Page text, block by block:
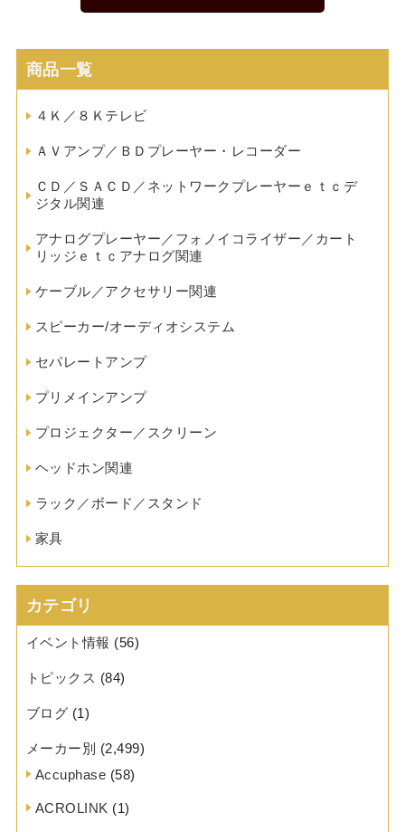
商品一覧
４Ｋ／８Ｋテレビ
ＡＶアンプ／ＢＤプレーヤー・レコーダー
ＣＤ／ＳＡＣＤ／ネットワークプレーヤーｅｔｃデ
ジタル関連
アナログプレーヤー／フォノイコライザー／カート
リッジｅｔｃアナログ関連
ケーブル／アクセサリー関連
スピーカー/オーディオシステム
セパレートアンプ
プリメインアンプ
プロジェクター／スクリーン
ヘッドホン関連
ラック／ボード／スタンド
家具
カテゴリ
イベント情報 (56)
トピックス (84)
ブログ (1)
メーカー別 (2,499)
Accuphase (58)
ACROLINK (1)